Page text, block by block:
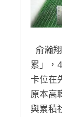
俞瀚
累」，
卡位在
原本高
與累積